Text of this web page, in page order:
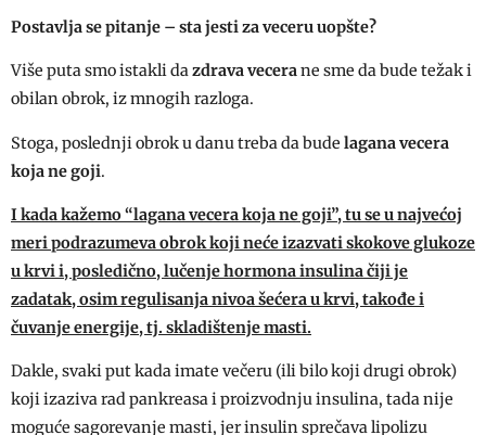
Postavlja se pitanje – sta jesti za veceru uopšte?
Više puta smo istakli dazdrava vecerane sme da bude težak i
obilan obrok, iz mnogih razloga.
Stoga, poslednji obrok u danu treba da bude lagana vecera
koja ne goji.
I kada kažemo “lagana vecera koja ne goji”, tu se u najvećoj
meri podrazumeva obrok koji neće izazvati skokove glukoze
u krvi i, posledično, lučenje hormona insulina čiji je
zadatak, osim regulisanja nivoa šećera u krvi, takođe i
čuvanje energije, tj. skladištenje masti.
Dakle, svaki put kada imate večeru (ili bilo koji drugi obrok)
koji izaziva rad pankreasa i proizvodnju insulina, tada nije
moguće sagorevanje masti, jer insulin sprečava lipolizu